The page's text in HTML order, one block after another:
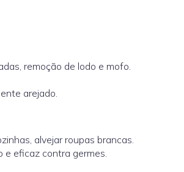
remoção de lodo e mofo.
arejado.
alvejar roupas brancas.
e eficaz contra germes.